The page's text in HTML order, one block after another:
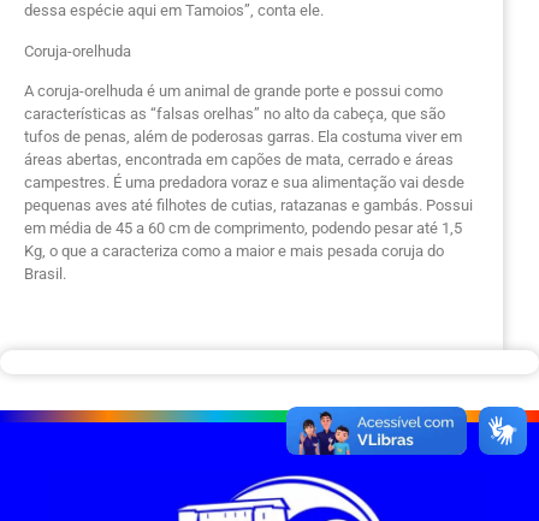
dessa espécie aqui em Tamoios”, conta ele.
Coruja-orelhuda
A coruja-orelhuda é um animal de grande porte e possui como
características as “falsas orelhas” no alto da cabeça, que são
tufos de penas, além de poderosas garras. Ela costuma viver em
áreas abertas, encontrada em capões de mata, cerrado e áreas
campestres. É uma predadora voraz e sua alimentação vai desde
pequenas aves até filhotes de cutias, ratazanas e gambás. Possui
em média de 45 a 60 cm de comprimento, podendo pesar até 1,5
Kg, o que a caracteriza como a maior e mais pesada coruja do
Brasil.